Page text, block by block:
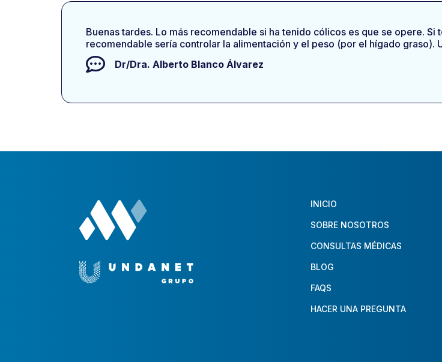
Buenas tardes. Lo más recomendable si ha tenido cólicos es que se opere.
recomendable sería controlar la alimentación y el peso (por el hígado graso).
Dr/Dra. Alberto Blanco Álvarez
INICIO
SOBRE NOSOTROS
CONSULTAS MÉDICAS
BLOG
FAQS
HACER UNA PREGUNTA